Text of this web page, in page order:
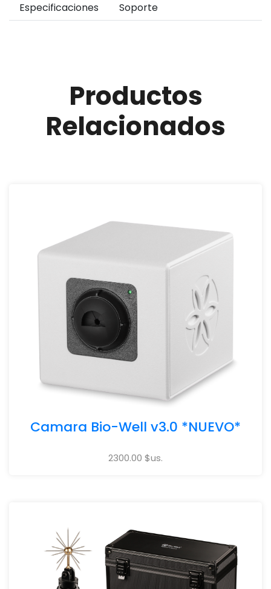
Especificaciones
Soporte
Productos
Relacionados
Camara Bio-Well v3.0 *NUEVO*
2300.00 $us.